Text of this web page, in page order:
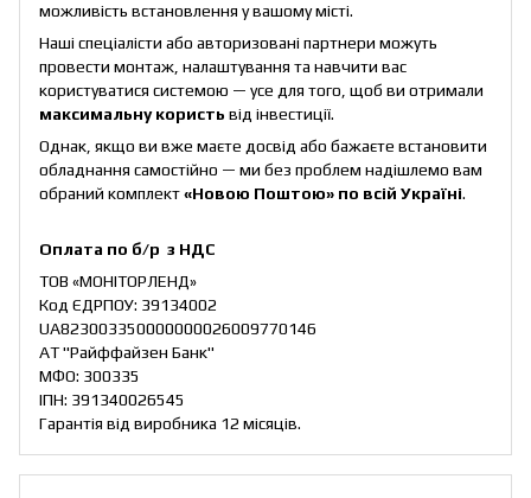
можливість встановлення у вашому місті.
Наші спеціалісти або авторизовані партнери можуть
провести монтаж, налаштування та навчити вас
користуватися системою — усе для того, щоб ви отримали
максимальну користь від інвестиції.
Однак, якщо ви вже маєте досвід або бажаєте встановити
обладнання самостійно — ми без проблем надішлемо вам
обраний комплект«Новою Поштою» по всій Україні.
Оплата по б/р з НДС
ТОВ «МОНІТОРЛЕНД»
Код ЄДРПОУ: 39134002
UA823003350000000026009770146
АТ "Райффайзен Банк"
МФО: 300335
ІПН: 391340026545
Гарантія від виробника 12 місяців.